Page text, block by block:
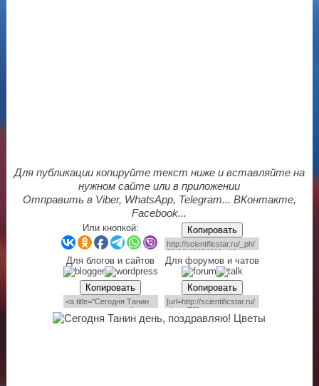
Для публикации копируйте текст ниже и вставляйте на
нужном сайте или в приложении
Отправить в Viber, WhatsApp, Telegram... ВКонтакте,
Facebook...
Или кнопкой: Копировать
Для блогов и сайтов Для форумов и чатов
Копировать Копировать